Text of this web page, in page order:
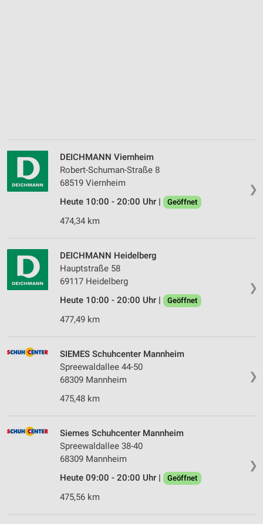
❯
DEICHMANN Viernheim
Robert-Schuman-Straße 8
68519 Viernheim
Heute 10:00 - 20:00 Uhr |
Geöffnet
474,34 km
❯
DEICHMANN Heidelberg
Hauptstraße 58
69117 Heidelberg
Heute 10:00 - 20:00 Uhr |
Geöffnet
477,49 km
❯
SIEMES Schuhcenter Mannheim
Spreewaldallee 44-50
68309 Mannheim
475,48 km
❯
Siemes Schuhcenter Mannheim
Spreewaldallee 38-40
68309 Mannheim
Heute 09:00 - 20:00 Uhr |
Geöffnet
475,56 km